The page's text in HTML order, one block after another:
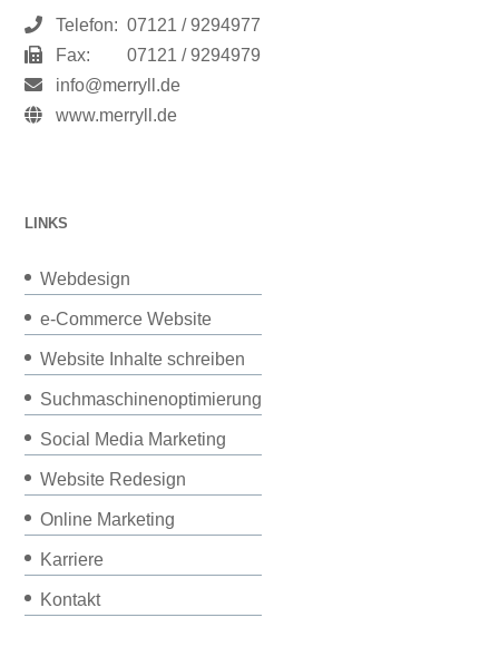
Telefon: 07121 / 9294977
Fax:
07121 / 9294979
info@merryll.de
www.merryll.de
LINKS
Webdesign
e-Commerce Website
Website Inhalte schreiben
Suchmaschinenoptimierung
Social Media Marketing
Website Redesign
Online Marketing
Karriere
Kontakt